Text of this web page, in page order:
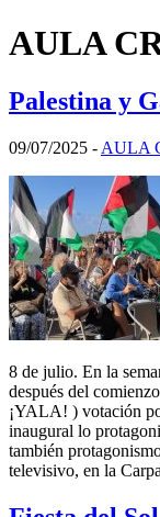
AULA
Palestina y
09/07/2025 - AULA
8 de julio. En la
después del
¡YALA! ) votación
inaugural lo
también
televisivo, en la